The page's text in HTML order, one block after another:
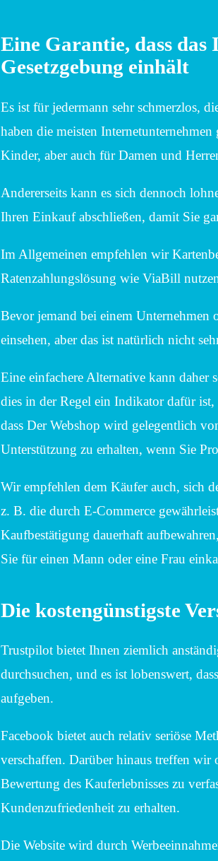
Eine Garantie, dass
Gesetzgebung einhält
Es ist für jedermann sehr schmerzlos,
haben die meisten
Kinder, aber auch für Damen und
Andererseits kann es sich dennoch
Ihren Einkauf abschließen, damit Sie
Im Allgemeinen empfehlen wir
Ratenzahlungslösung wie ViaBill
Bevor jemand bei einem Unternehmen
einsehen, aber das ist natürlich nicht
Eine einfachere Alternative kann daher
dies in der Regel ein Indikator dafür ist,
dass Der Webshop wird gelegentlich
Unterstützung zu erhalten, wenn Sie
Wir empfehlen dem Käufer auch, sich
z. B. die durch E-Commerce
Kaufbestätigung dauerhaft
Sie für einen Mann oder eine Frau
Die kostengünstigste
Trustpilot bietet Ihnen ziemlich
durchsuchen, und es ist lobenswert,
aufgeben.
Facebook bietet auch relativ seriöse
verschaffen. Darüber hinaus treffen
Bewertung des Kauferlebnisses zu
Kundenzufriedenheit zu erhalten.
Die Website wird durch